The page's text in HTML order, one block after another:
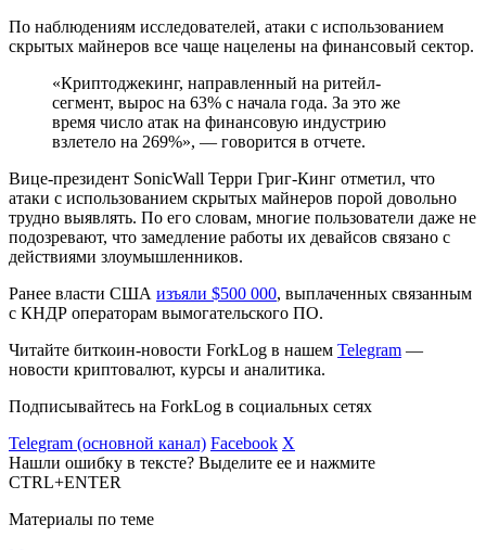
По наблюдениям исследователей, атаки с использованием
скрытых майнеров все чаще нацелены на финансовый сектор.
«Криптоджекинг, направленный на ритейл-
сегмент, вырос на 63% с начала года. За это же
время число атак на финансовую индустрию
взлетело на 269%», — говорится в отчете.
Вице-президент SonicWall Терри Григ-Кинг отметил, что
атаки с использованием скрытых майнеров порой довольно
трудно выявлять. По его словам, многие пользователи даже не
подозревают, что замедление работы их девайсов связано с
действиями злоумышленников.
Ранее власти США изъяли $500 000, выплаченных связанным
с КНДР операторам вымогательского ПО.
Читайте биткоин-новости ForkLog в нашем Telegram —
новости криптовалют, курсы и аналитика.
Подписывайтесь на ForkLog в социальных сетях
Telegram (основной канал) Facebook X
Нашли ошибку в тексте? Выделите ее и нажмите
CTRL+ENTER
Материалы по теме